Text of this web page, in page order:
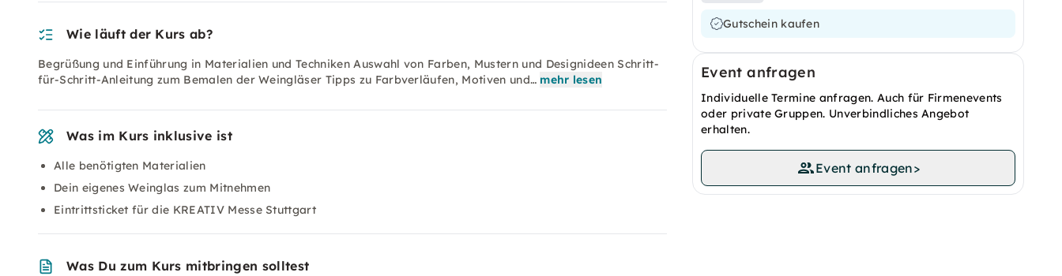
Gutschein kaufen
Event anfragen
Individuelle Termine anfragen. Auch für Firmenevents
oder private Gruppen. Unverbindliches Angebot
erhalten.
Event anfragen>
Wie läuft der Kurs ab?
Begrüßung und Einführung in Materialien und Techniken Auswahl von Farben, Mustern und Designideen Schritt-
für-Schritt-Anleitung zum Bemalen der Weingläser Tipps zu Farbverläufen, Motiven und… mehr lesen
Was im Kurs inklusive ist
Alle benötigten Materialien
Dein eigenes Weinglas zum Mitnehmen
Eintrittsticket für die KREATIV Messe Stuttgart
Was Du zum Kurs mitbringen solltest